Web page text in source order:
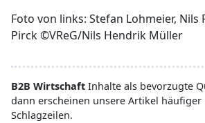
Foto von links: Stefan Lohmeier, Nils
Pirck ©VReG/Nils Hendrik Müller
B2B Wirtschaft Inhalte als bevorzugte
dann erscheinen unsere Artikel
Schlagzeilen.